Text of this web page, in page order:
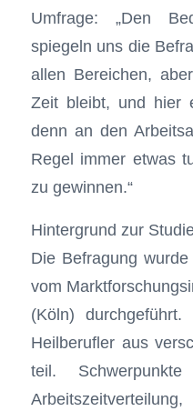
Umfrage: „Den
spiegeln uns die
allen Bereichen,
Zeit bleibt, und hier
denn an den
Regel immer etwas
zu gewinnen.“
Hintergrund zur
Die Befragung
vom
(Köln)
Heilberufler aus
teil.